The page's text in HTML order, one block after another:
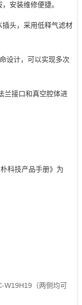
安装维修便捷。
插头，采用低释气滤材
设计，可以实现多次
兰接口和真空腔体进
科技产品手册》为
W19H19（两侧均可